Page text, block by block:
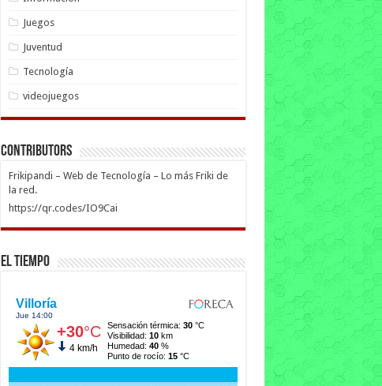
Juegos
Juventud
Tecnología
videojuegos
Contributors
Frikipandi – Web de Tecnología – Lo más Friki de
la red.
https://qr.codes/IO9Cai
El Tiempo